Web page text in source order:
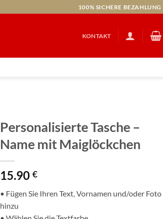
100% SICHERE BEZAHLUNG
KONTAKT
Personalisierte Tasche –
Name mit Maiglöckchen
15.90 €
• Fügen Sie Ihren Text, Vornamen und/oder Foto
hinzu